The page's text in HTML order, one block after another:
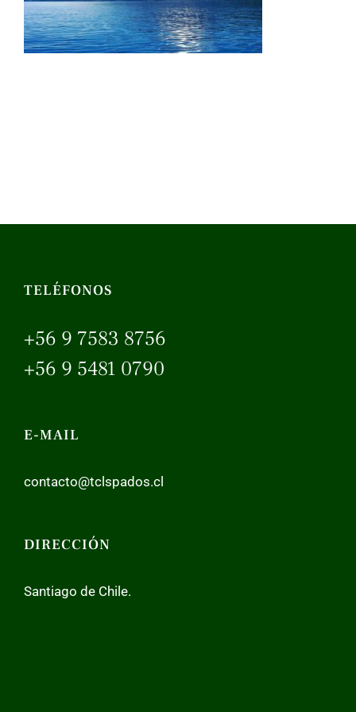
TELÉFONOS
+56 9 7583 8756
+56 9 5481 0790
E-MAIL
contacto@tclspados.cl
DIRECCIÓN
Santiago de Chile.